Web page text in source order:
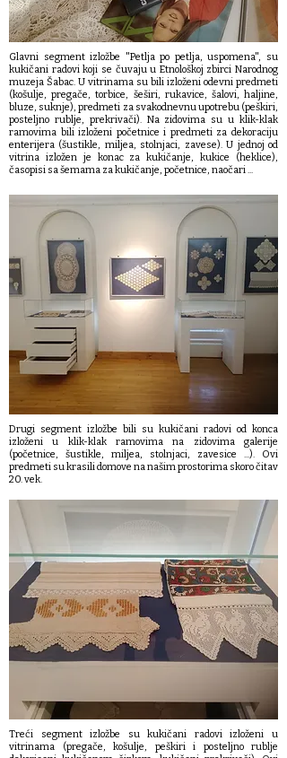
Glavni segment izložbe "Petlja po petlja, uspomena", su
kukičani radovi koji se čuvaju u Etnološkoj zbirci Narodnog
muzeja Šabac. U vitrinama su bili izloženi odevni predmeti
(košulje, pregače, torbice, šeširi, rukavice, šalovi, haljine,
bluze, suknje), predmeti za svakodnevnu upotrebu (peškiri,
posteljno rublje, prekrivači). Na zidovima su u klik-klak
ramovima bili izloženi početnice i predmeti za dekoraciju
enterijera (šustikle, miljea, stolnjaci, zavese). U jednoj od
vitrina izložen je konac za kukičanje, kukice (heklice),
časopisi sa šemama za kukičanje, početnice, naočari ...
Drugi segment izložbe bili su kukičani radovi od konca
izloženi u klik-klak ramovima na zidovima galerije
(početnice, šustikle, miljea, stolnjaci, zavesice ...). Ovi
predmeti su krasili domove na našim prostorima skoro čitav
20. vek.
Treći segment izložbe su kukičani radovi izloženi u
vitrinama (pregače, košulje, peškiri i posteljno rublje